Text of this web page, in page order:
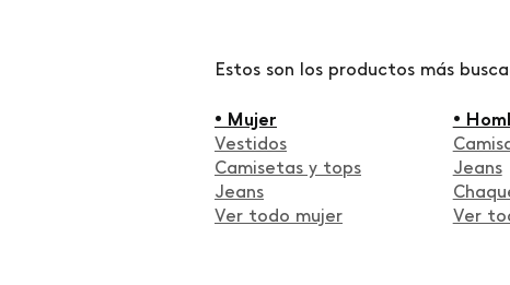
Estos son los productos más
• Mujer
Vestidos
Camisetas y tops
Jeans
Ver todo mujer
•
Jeans
Ver